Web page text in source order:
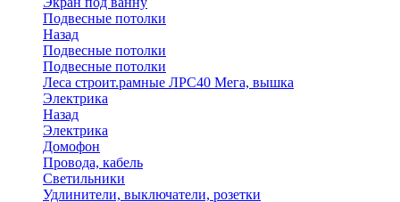
Подвесные потолки
Назад
Подвесные потолки
Подвесные потолки
Леса строит.рамные ЛРС40 Мега, вышка
Электрика
Назад
Электрика
Домофон
Провода, кабель
Светильники
Удлинители, выключатели, розетки